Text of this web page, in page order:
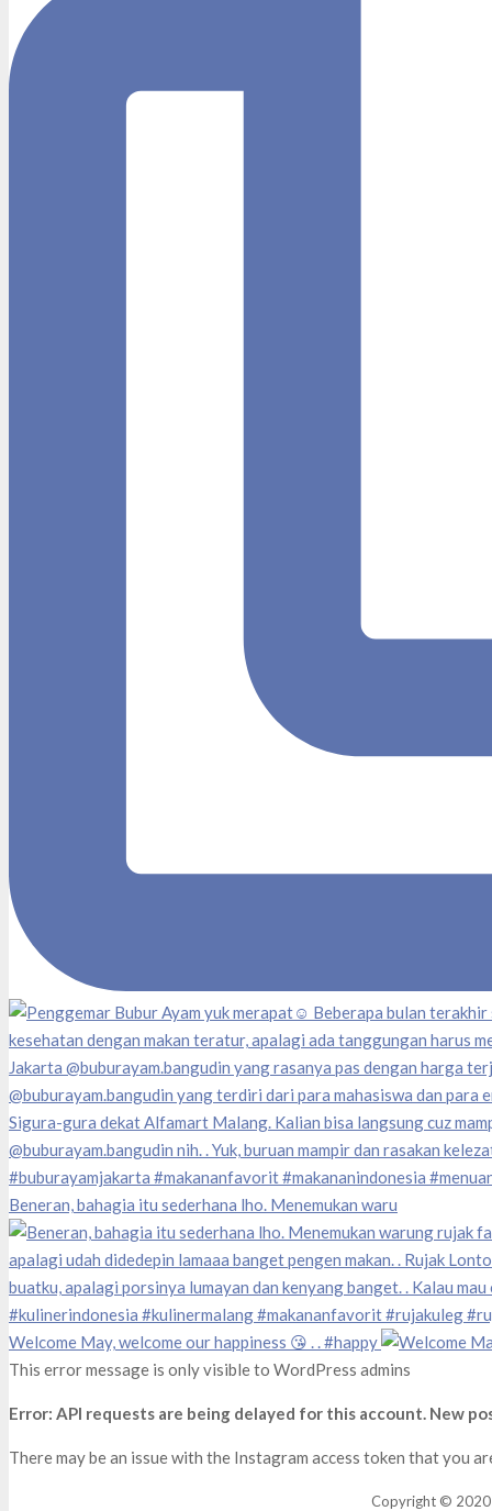
Beneran, bahagia itu sederhana lho. Menemukan waru
Welcome May, welcome our happiness 😘 . . #happy
This error message is only visible to WordPress admins
Error: API requests are being delayed for this account. New
There may be an issue with the Instagram access token that you
Copyright © 2020